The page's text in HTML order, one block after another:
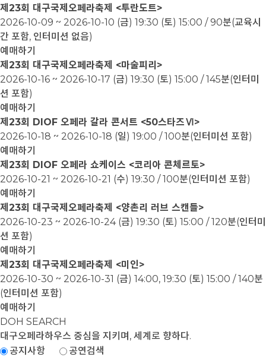
제23회 대구국제오페라축제 <투란도트>
2026-10-09 ~ 2026-10-10 (금) 19:30 (토) 15:00 / 90분(교육시
간 포함, 인터미션 없음)
예매하기
제23회 대구국제오페라축제 <마술피리>
2026-10-16 ~ 2026-10-17 (금) 19:30 (토) 15:00 / 145분(인터미
션 포함)
예매하기
제23회 DIOF 오페라 갈라 콘서트 <50스타즈Ⅵ>
2026-10-18 ~ 2026-10-18 (일) 19:00 / 100분(인터미션 포함)
예매하기
제23회 DIOF 오페라 쇼케이스 <코리아 콘체르토>
2026-10-21 ~ 2026-10-21 (수) 19:30 / 100분(인터미션 포함)
예매하기
제23회 대구국제오페라축제 <양촌리 러브 스캔들>
2026-10-23 ~ 2026-10-24 (금) 19:30 (토) 15:00 / 120분(인터미
션 포함)
예매하기
제23회 대구국제오페라축제 <미인>
2026-10-30 ~ 2026-10-31 (금) 14:00, 19:30 (토) 15:00 / 140분
(인터미션 포함)
예매하기
DOH SEARCH
대구오페라하우스 중심을 지키며, 세계로 향하다.
공지사항
공연검색